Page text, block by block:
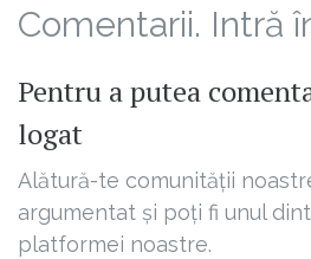
Comentarii. Intră
Pentru a putea
logat
Alătură-te comunității
argumentat și poți fi unul
platformei noastre.